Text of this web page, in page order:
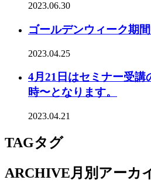
2023.06.30
ゴールデンウィーク期
2023.04.25
4月21日はセミナー受講
時〜となります。
2023.04.21
TAGタグ
ARCHIVE月別アーカ